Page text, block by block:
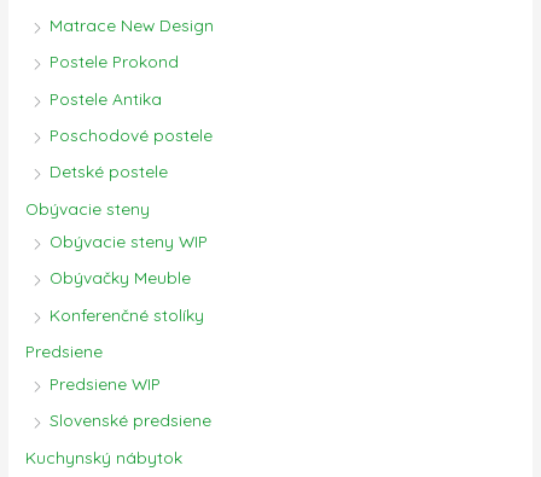
Matrace New Design
Postele Prokond
Postele Antika
Poschodové postele
Detské postele
Obývacie steny
Obývacie steny WIP
Obývačky Meuble
Konferenčné stolíky
Predsiene
Predsiene WIP
Slovenské predsiene
Kuchynský nábytok